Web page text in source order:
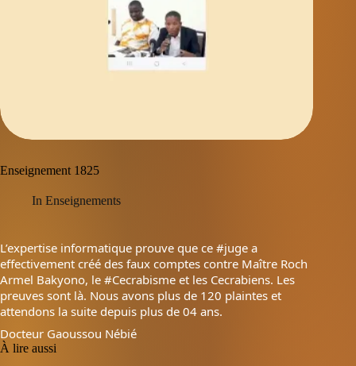
Enseignement 1825
In Enseignements
L’expertise informatique prouve que ce #juge a
effectivement créé des faux comptes contre Maître Roch
Armel Bakyono, le #Cecrabisme et les Cecrabiens. Les
preuves sont là. Nous avons plus de 120 plaintes et
attendons la suite depuis plus de 04 ans.
Docteur Gaoussou Nébié
À lire aussi